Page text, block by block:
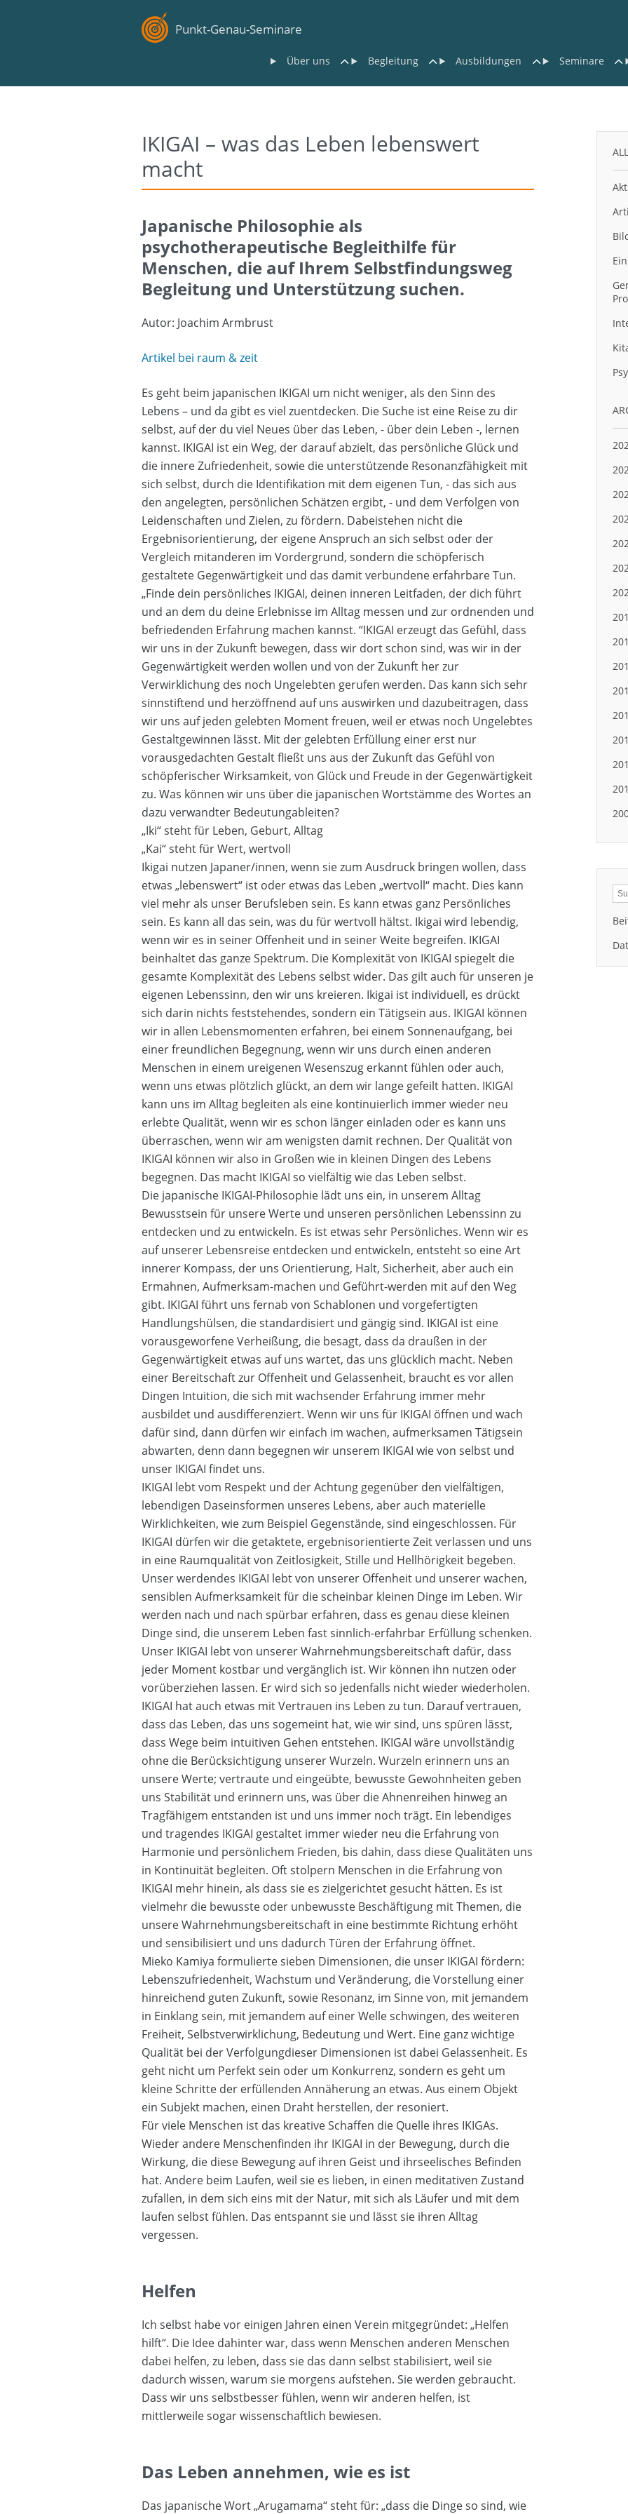
Punkt-Genau-Seminare
Über uns Begleitung Ausbildungen Seminare
IKIGAI – was das Leben lebenswert
macht
Japanische Philosophie als
psychotherapeutische Begleithilfe für
Menschen, die auf Ihrem Selbstfindungsweg
Begleitung und Unterstützung suchen.
Autor: Joachim Armbrust
Artikel bei raum & zeit
Es geht beim japanischen IKIGAI um nicht weniger, als den Sinn des
Lebens – und da gibt es viel zuentdecken. Die Suche ist eine Reise zu dir
selbst, auf der du viel Neues über das Leben, - über dein Leben -, lernen
kannst. IKIGAI ist ein Weg, der darauf abzielt, das persönliche Glück und
die innere Zufriedenheit, sowie die unterstützende Resonanzfähigkeit mit
sich selbst, durch die Identifikation mit dem eigenen Tun, - das sich aus
den angelegten, persönlichen Schätzen ergibt, - und dem Verfolgen von
Leidenschaften und Zielen, zu fördern. Dabeistehen nicht die
Ergebnisorientierung, der eigene Anspruch an sich selbst oder der
Vergleich mitanderen im Vordergrund, sondern die schöpferisch
gestaltete Gegenwärtigkeit und das damit verbundene erfahrbare Tun.
„Finde dein persönliches IKIGAI, deinen inneren Leitfaden, der dich führt
und an dem du deine Erlebnisse im Alltag messen und zur ordnenden und
befriedenden Erfahrung machen kannst. “IKIGAI erzeugt das Gefühl, dass
wir uns in der Zukunft bewegen, dass wir dort schon sind, was wir in der
Gegenwärtigkeit werden wollen und von der Zukunft her zur
Verwirklichung des noch Ungelebten gerufen werden. Das kann sich sehr
sinnstiftend und herzöffnend auf uns auswirken und dazubeitragen, dass
wir uns auf jeden gelebten Moment freuen, weil er etwas noch Ungelebtes
Gestaltgewinnen lässt. Mit der gelebten Erfüllung einer erst nur
vorausgedachten Gestalt fließt uns aus der Zukunft das Gefühl von
schöpferischer Wirksamkeit, von Glück und Freude in der Gegenwärtigkeit
zu. Was können wir uns über die japanischen Wortstämme des Wortes an
dazu verwandter Bedeutungableiten?
„Iki“ steht für Leben, Geburt, Alltag
„Kai“ steht für Wert, wertvoll
Ikigai nutzen Japaner/innen, wenn sie zum Ausdruck bringen wollen, dass
etwas „lebenswert“ ist oder etwas das Leben „wertvoll“ macht. Dies kann
viel mehr als unser Berufsleben sein. Es kann etwas ganz Persönliches
sein. Es kann all das sein, was du für wertvoll hältst. Ikigai wird lebendig,
wenn wir es in seiner Offenheit und in seiner Weite begreifen. IKIGAI
beinhaltet das ganze Spektrum. Die Komplexität von IKIGAI spiegelt die
gesamte Komplexität des Lebens selbst wider. Das gilt auch für unseren je
eigenen Lebenssinn, den wir uns kreieren. Ikigai ist individuell, es drückt
sich darin nichts feststehendes, sondern ein Tätigsein aus. IKIGAI können
wir in allen Lebensmomenten erfahren, bei einem Sonnenaufgang, bei
einer freundlichen Begegnung, wenn wir uns durch einen anderen
Menschen in einem ureigenen Wesenszug erkannt fühlen oder auch,
wenn uns etwas plötzlich glückt, an dem wir lange gefeilt hatten. IKIGAI
kann uns im Alltag begleiten als eine kontinuierlich immer wieder neu
erlebte Qualität, wenn wir es schon länger einladen oder es kann uns
überraschen, wenn wir am wenigsten damit rechnen. Der Qualität von
IKIGAI können wir also in Großen wie in kleinen Dingen des Lebens
begegnen. Das macht IKIGAI so vielfältig wie das Leben selbst.
Die japanische IKIGAI-Philosophie lädt uns ein, in unserem Alltag
Bewusstsein für unsere Werte und unseren persönlichen Lebenssinn zu
entdecken und zu entwickeln. Es ist etwas sehr Persönliches. Wenn wir es
auf unserer Lebensreise entdecken und entwickeln, entsteht so eine Art
innerer Kompass, der uns Orientierung, Halt, Sicherheit, aber auch ein
Ermahnen, Aufmerksam-machen und Geführt-werden mit auf den Weg
gibt. IKIGAI führt uns fernab von Schablonen und vorgefertigten
Handlungshülsen, die standardisiert und gängig sind. IKIGAI ist eine
vorausgeworfene Verheißung, die besagt, dass da draußen in der
Gegenwärtigkeit etwas auf uns wartet, das uns glücklich macht. Neben
einer Bereitschaft zur Offenheit und Gelassenheit, braucht es vor allen
Dingen Intuition, die sich mit wachsender Erfahrung immer mehr
ausbildet und ausdifferenziert. Wenn wir uns für IKIGAI öffnen und wach
dafür sind, dann dürfen wir einfach im wachen, aufmerksamen Tätigsein
abwarten, denn dann begegnen wir unserem IKIGAI wie von selbst und
unser IKIGAI findet uns.
IKIGAI lebt vom Respekt und der Achtung gegenüber den vielfältigen,
lebendigen Daseinsformen unseres Lebens, aber auch materielle
Wirklichkeiten, wie zum Beispiel Gegenstände, sind eingeschlossen. Für
IKIGAI dürfen wir die getaktete, ergebnisorientierte Zeit verlassen und uns
in eine Raumqualität von Zeitlosigkeit, Stille und Hellhörigkeit begeben.
Unser werdendes IKIGAI lebt von unserer Offenheit und unserer wachen,
sensiblen Aufmerksamkeit für die scheinbar kleinen Dinge im Leben. Wir
werden nach und nach spürbar erfahren, dass es genau diese kleinen
Dinge sind, die unserem Leben fast sinnlich-erfahrbar Erfüllung schenken.
Unser IKIGAI lebt von unserer Wahrnehmungsbereitschaft dafür, dass
jeder Moment kostbar und vergänglich ist. Wir können ihn nutzen oder
vorüberziehen lassen. Er wird sich so jedenfalls nicht wieder wiederholen.
IKIGAI hat auch etwas mit Vertrauen ins Leben zu tun. Darauf vertrauen,
dass das Leben, das uns sogemeint hat, wie wir sind, uns spüren lässt,
dass Wege beim intuitiven Gehen entstehen. IKIGAI wäre unvollständig
ohne die Berücksichtigung unserer Wurzeln. Wurzeln erinnern uns an
unsere Werte; vertraute und eingeübte, bewusste Gewohnheiten geben
uns Stabilität und erinnern uns, was über die Ahnenreihen hinweg an
Tragfähigem entstanden ist und uns immer noch trägt. Ein lebendiges
und tragendes IKIGAI gestaltet immer wieder neu die Erfahrung von
Harmonie und persönlichem Frieden, bis dahin, dass diese Qualitäten uns
in Kontinuität begleiten. Oft stolpern Menschen in die Erfahrung von
IKIGAI mehr hinein, als dass sie es zielgerichtet gesucht hätten. Es ist
vielmehr die bewusste oder unbewusste Beschäftigung mit Themen, die
unsere Wahrnehmungsbereitschaft in eine bestimmte Richtung erhöht
und sensibilisiert und uns dadurch Türen der Erfahrung öffnet.
Mieko Kamiya formulierte sieben Dimensionen, die unser IKIGAI fördern:
Lebenszufriedenheit, Wachstum und Veränderung, die Vorstellung einer
hinreichend guten Zukunft, sowie Resonanz, im Sinne von, mit jemandem
in Einklang sein, mit jemandem auf einer Welle schwingen, des weiteren
Freiheit, Selbstverwirklichung, Bedeutung und Wert. Eine ganz wichtige
Qualität bei der Verfolgungdieser Dimensionen ist dabei Gelassenheit. Es
geht nicht um Perfekt sein oder um Konkurrenz, sondern es geht um
kleine Schritte der erfüllenden Annäherung an etwas. Aus einem Objekt
ein Subjekt machen, einen Draht herstellen, der resoniert.
Für viele Menschen ist das kreative Schaffen die Quelle ihres IKIGAs.
Wieder andere Menschenfinden ihr IKIGAI in der Bewegung, durch die
Wirkung, die diese Bewegung auf ihren Geist und ihrseelisches Befinden
hat. Andere beim Laufen, weil sie es lieben, in einen meditativen Zustand
zufallen, in dem sich eins mit der Natur, mit sich als Läufer und mit dem
laufen selbst fühlen. Das entspannt sie und lässt sie ihren Alltag
vergessen.
Helfen
Ich selbst habe vor einigen Jahren einen Verein mitgegründet: „Helfen
hilft“. Die Idee dahinter war, dass wenn Menschen anderen Menschen
dabei helfen, zu leben, dass sie das dann selbst stabilisiert, weil sie
dadurch wissen, warum sie morgens aufstehen. Sie werden gebraucht.
Dass wir uns selbstbesser fühlen, wenn wir anderen helfen, ist
mittlerweile sogar wissenschaftlich bewiesen.
Das Leben annehmen, wie es ist
Das japanische Wort „Arugamama“ steht für: „dass die Dinge so sind, wie